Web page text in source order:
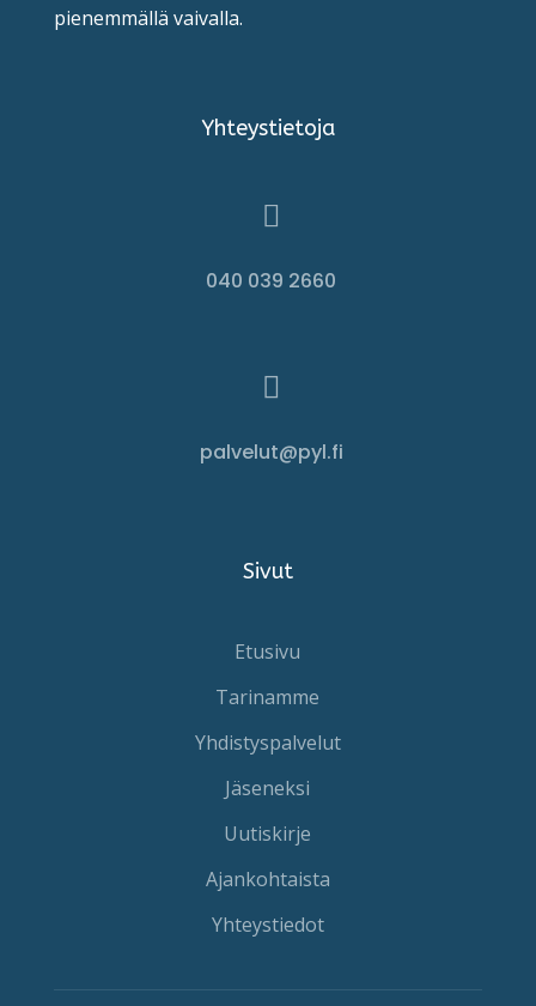
pienemmällä vaivalla.
Yhteystietoja

040 039 2660

palvelut@pyl.fi
Sivut
Etusivu
Tarinamme
Yhdistyspalvelut
Jäseneksi
Uutiskirje
Ajankohtaista
Yhteystiedot